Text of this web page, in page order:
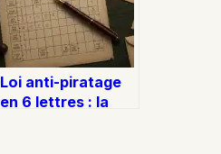
Loi anti-piratage
en 6 lettres : la